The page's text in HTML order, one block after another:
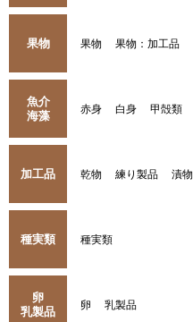
果物 果物 果物：加工品
魚介
海藻
赤身 白身 甲殻類
加工品 乾物 練り製品 漬物
種実類 種実類
卵
乳製品
卵 乳製品